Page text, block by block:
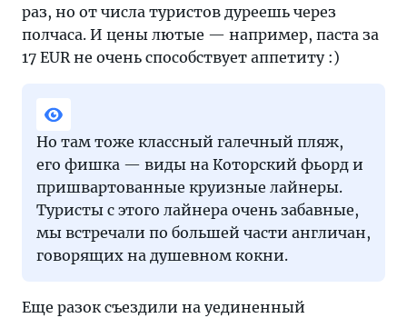
раз, но от числа туристов дуреешь через
полчаса. И цены лютые — например, паста за
17 EUR не очень способствует аппетиту :)
Но там тоже классный галечный пляж,
его фишка — виды на Которский фьорд и
пришвартованные круизные лайнеры.
Туристы с этого лайнера очень забавные,
мы встречали по большей части англичан,
говорящих на душевном кокни.
Еще разок съездили на уединенный